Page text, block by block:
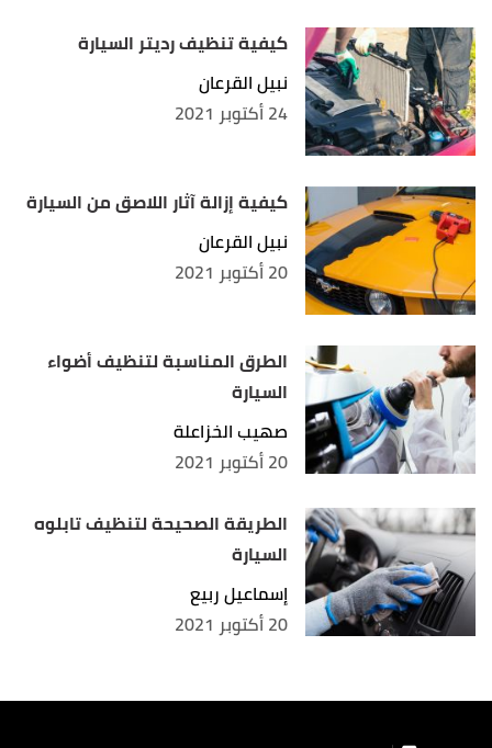
كيفية تنظيف رديتر السيارة
نبيل القرعان
24 أكتوبر 2021
كيفية إزالة آثار اللاصق من السيارة
نبيل القرعان
20 أكتوبر 2021
الطرق المناسبة لتنظيف أضواء
السيارة
صهيب الخزاعلة
20 أكتوبر 2021
الطريقة الصحيحة لتنظيف تابلوه
السيارة
إسماعيل ربيع
20 أكتوبر 2021